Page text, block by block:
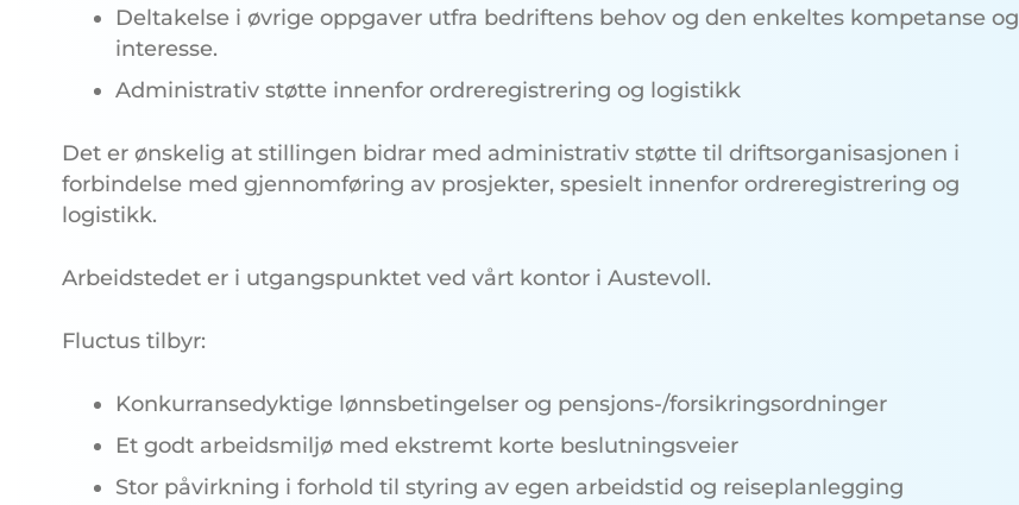
Deltakelse i øvrige oppgaver utfra bedriftens behov og den enkeltes kompetanse og
interesse.
Administrativ støtte innenfor ordreregistrering og logistikk
Det er ønskelig at stillingen bidrar med administrativ støtte til driftsorganisasjonen i
forbindelse med gjennomføring av prosjekter, spesielt innenfor ordreregistrering og
logistikk.
Arbeidstedet er i utgangspunktet ved vårt kontor i Austevoll.
Fluctus tilbyr:
Konkurransedyktige lønnsbetingelser og pensjons-/forsikringsordninger
Et godt arbeidsmiljø med ekstremt korte beslutningsveier
Stor påvirkning i forhold til styring av egen arbeidstid og reiseplanlegging